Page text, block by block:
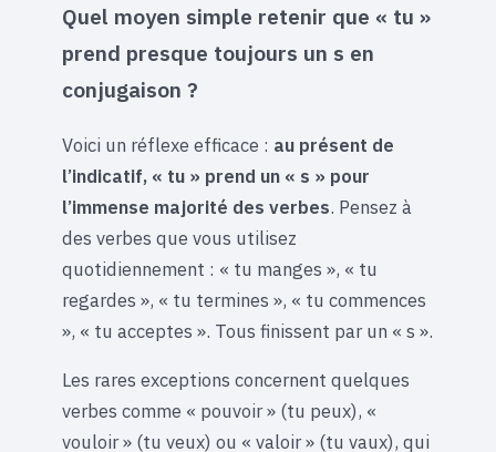
Quel moyen simple retenir que « tu »
prend presque toujours un s en
conjugaison ?
Voici un réflexe efficace : au présent de
l’indicatif, « tu » prend un « s » pour
l’immense majorité des verbes. Pensez à
des verbes que vous utilisez
quotidiennement : « tu manges », « tu
regardes », « tu termines », « tu commences
», « tu acceptes ». Tous finissent par un « s ».
Les rares exceptions concernent quelques
verbes comme « pouvoir » (tu peux), «
vouloir » (tu veux) ou « valoir » (tu vaux), qui